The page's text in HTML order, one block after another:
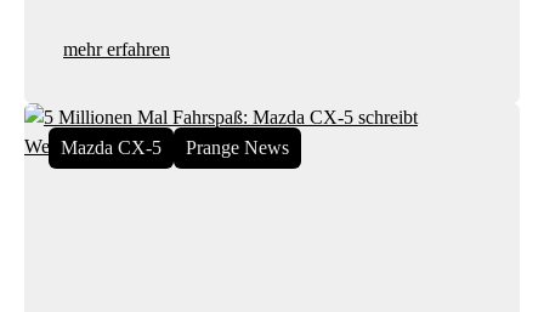
mehr erfahren
Mazda CX-5 Prange News